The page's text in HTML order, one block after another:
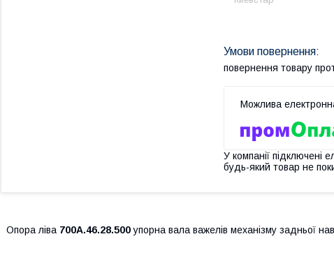
повернення товару
У компанії підключені
будь-який товар не
Опора ліва 700А.46.28.500упорна вала важелів механізму задньої